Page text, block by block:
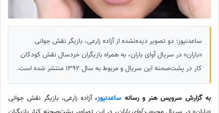
ساعدنیوز: دو تصویر دیده‌نشده از آزاده زارعی، بازیگر نقش جوانی
«باران» در سریال آوای باران، به همراه بازیگران خردسال نقش کودکان
کار در پشت‌صحنه این سریال و مربوط به سال 1392 منتشر شده است.
به گزارش سرویس هنر و رسانه ساعدنیوز،آزاده زارعی، بازیگر نقش جوانی